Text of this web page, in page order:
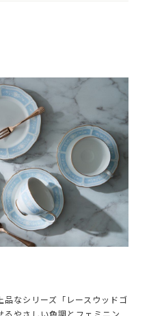
なシリーズ「レースウッドゴ
るやさしい色調とフェミニン